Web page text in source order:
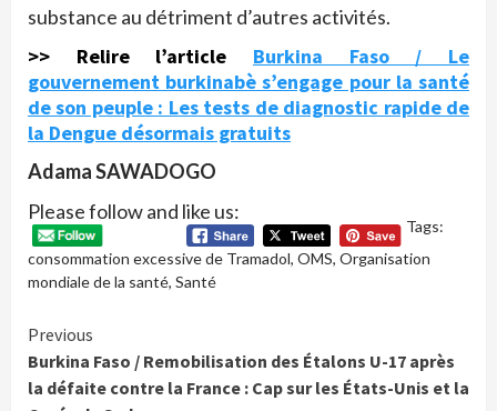
substance au détriment d’autres activités.
>> Relire l’article Burkina Faso / Le
gouvernement burkinabè s’engage pour la santé
de son peuple : Les tests de diagnostic rapide de
la Dengue désormais gratuits
Adama SAWADOGO
Please follow and like us:
Tags:
consommation excessive de Tramadol, OMS, Organisation
mondiale de la santé, Santé
Continue
Reading
Previous
Burkina Faso / Remobilisation des Étalons U-17 après
la défaite contre la France : Cap sur les États-Unis et la